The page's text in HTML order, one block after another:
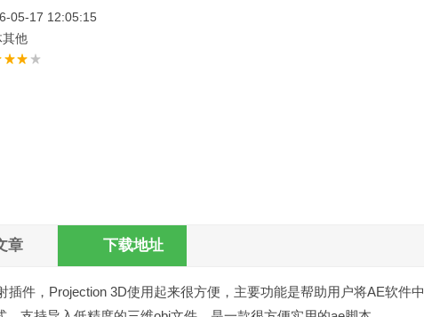
05-17 12:05:15
其他
章 下载地址
件，Projection 3D使用起来很方便，主要功能是帮助用户将AE软件中